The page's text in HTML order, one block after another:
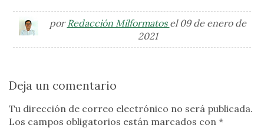
por Redacción Milformatos el 09 de enero de
2021
Deja un comentario
Tu dirección de correo electrónico no será publicada.
Los campos obligatorios están marcados con *